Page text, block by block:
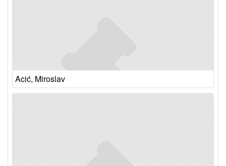
Acić, Miroslav